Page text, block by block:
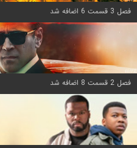
فصل 3 قسمت 6 اضافه شد
فصل 2 قسمت 8 اضافه شد